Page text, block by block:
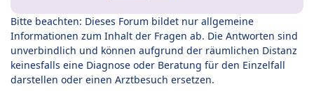
Bitte beachten: Dieses Forum bildet nur allgemeine
Informationen zum Inhalt der Fragen ab. Die Antworten sind
unverbindlich und können aufgrund der räumlichen Distanz
keinesfalls eine Diagnose oder Beratung für den Einzelfall
darstellen oder einen Arztbesuch ersetzen.